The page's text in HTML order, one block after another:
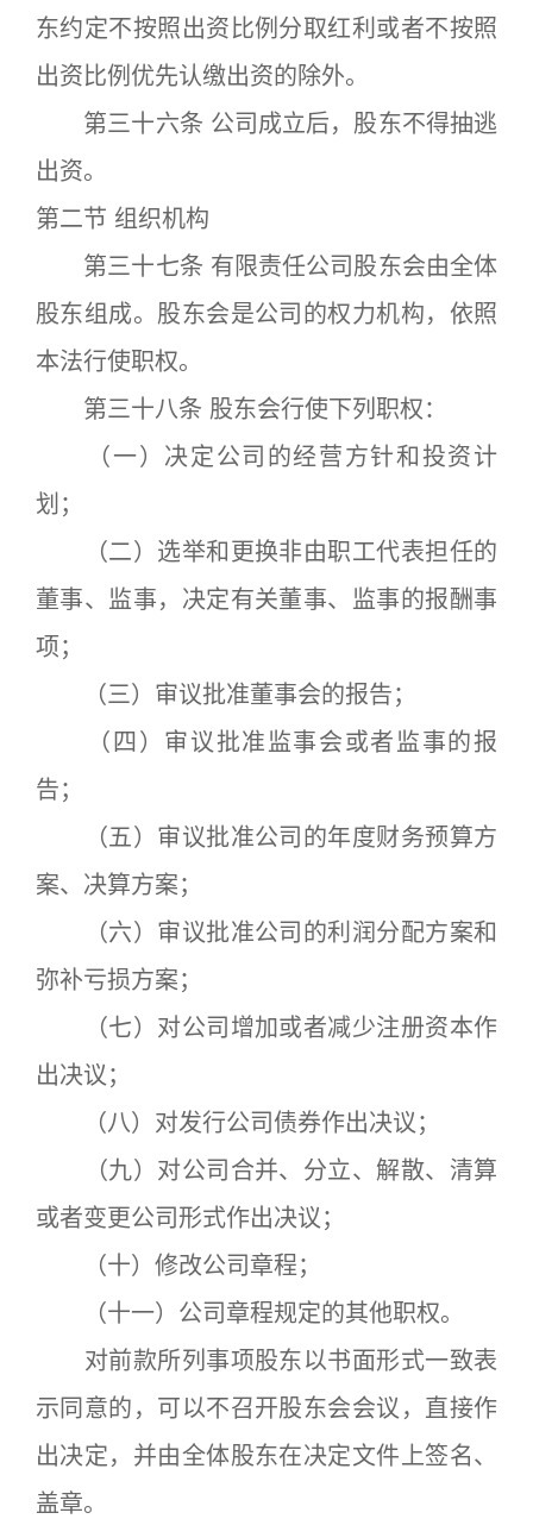
东约定不按照出资比例分取红利或者不按照
出资比例优先认缴出资的除外。
第三十六条 公司成立后，股东不得抽逃
出资。
第二节 组织机构
第三十七条 有限责任公司股东会由全体
股东组成。股东会是公司的权力机构，依照
本法行使职权。
第三十八条 股东会行使下列职权：
（一）决定公司的经营方针和投资计
划；
（二）选举和更换非由职工代表担任的
董事、监事，决定有关董事、监事的报酬事
项；
（三）审议批准董事会的报告；
（四）审议批准监事会或者监事的报
告；
（五）审议批准公司的年度财务预算方
案、决算方案；
（六）审议批准公司的利润分配方案和
弥补亏损方案；
（七）对公司增加或者减少注册资本作
出决议；
（八）对发行公司债券作出决议；
（九）对公司合并、分立、解散、清算
或者变更公司形式作出决议；
（十）修改公司章程；
（十一）公司章程规定的其他职权。
对前款所列事项股东以书面形式一致表
示同意的，可以不召开股东会会议，直接作
出决定，并由全体股东在决定文件上签名、
盖章。